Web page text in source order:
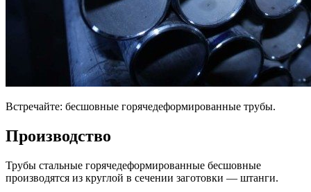
Встречайте: бесшовные горячедеформированные трубы.
Производство
Трубы стальные горячедеформированные бесшовные
производятся из круглой в сечении заготовки — штанги.